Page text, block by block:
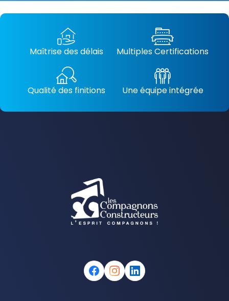
Maîtrise des délais Multiples Certifications
Qualité des finitions Une équipe intégrée